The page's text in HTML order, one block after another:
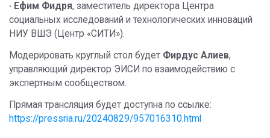
· Ефим Фидря, заместитель директора Центра
социальных исследований и технологических инноваций
НИУ ВШЭ (Центр «СИТИ»).
Модерировать круглый стол будет Фирдус Алиев,
управляющий директор ЭИСИ по взаимодействию с
экспертным сообществом.
Прямая трансляция будет доступна по ссылке:
https://pressria.ru/20240829/957016310.html